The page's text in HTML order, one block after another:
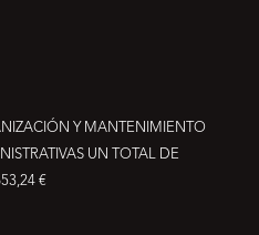
RESERVA YA TU PRODUCTO
Y MANTENIMIENTO
UN TOTAL DE
€